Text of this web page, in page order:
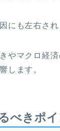
にも左右され
やマクロ経
します。
べきポイ